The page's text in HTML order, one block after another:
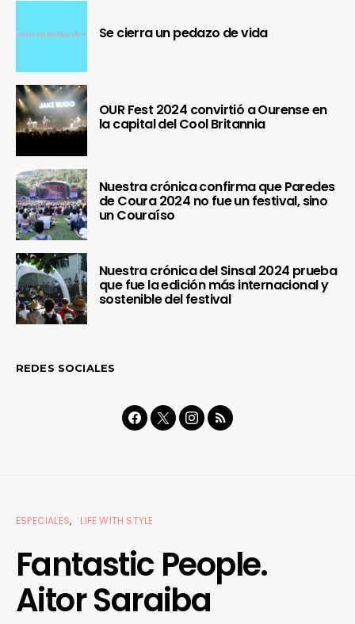
Se cierra un pedazo de vida
OUR Fest 2024 convirtió a Ourense en
la capital del Cool Britannia
Nuestra crónica confirma que Paredes
de Coura 2024 no fue un festival, sino
un Couraíso
Nuestra crónica del Sinsal 2024 prueba
que fue la edición más internacional y
sostenible del festival
REDES SOCIALES
ESPECIALES LIFE WITH STYLE
Fantastic People.
Aitor Saraiba